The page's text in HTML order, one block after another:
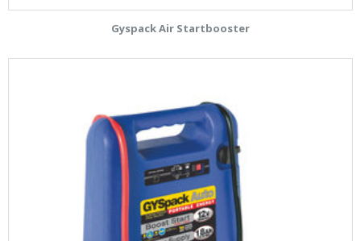
Gyspack Air Startbooster